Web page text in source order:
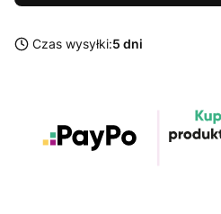
Czas wysyłki:5 dni